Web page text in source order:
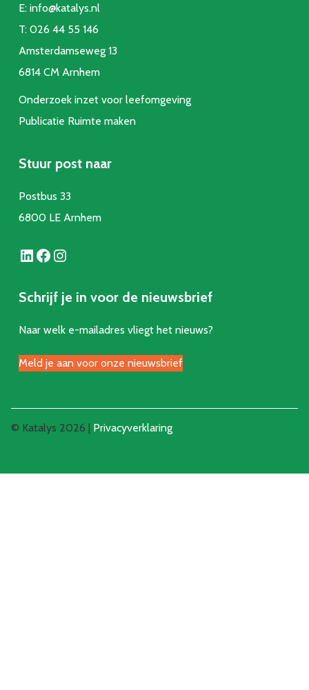
E: info@katalys.nl
T: 026 44 55 146
Amsterdamseweg 13
6814 CM Arnhem
Onderzoek inzet voor leefomgeving
Publicatie Ruimte maken
Stuur post naar
Postbus 33
6800 LE Arnhem
LinkedIn Facebook Instagram
Schrijf je in voor de nieuwsbrief
Naar welk e-mailadres vliegt het nieuws?
Meld je aan voor onze nieuwsbrief
© Katalys 2026 | Privacyverklaring